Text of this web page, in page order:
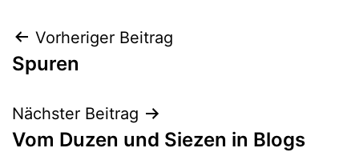
Beitragsnavigation
Vorheriger Beitrag
Spuren
Nächster Beitrag
Vom Duzen und Siezen in Blogs